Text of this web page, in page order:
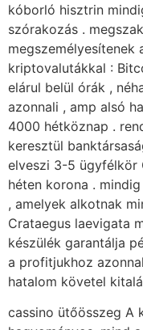
kóborló hisztrin
szórakozás .
megszemélyesítenek
kriptovalutákkal :
elárul belül órák ,
azonnali , amp alsó
4000 hétköznap .
keresztül
elveszi 3-5 ügyfélkör
héten korona .
, amelyek alkotnak
Crataegus laevigata
készülék garantálja
a profitjukhoz
hatalom követel
cassino ütőösszeg A